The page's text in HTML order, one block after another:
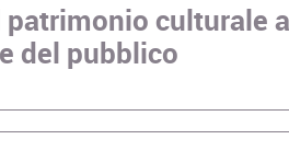
patrimonio culturale
del pubblico